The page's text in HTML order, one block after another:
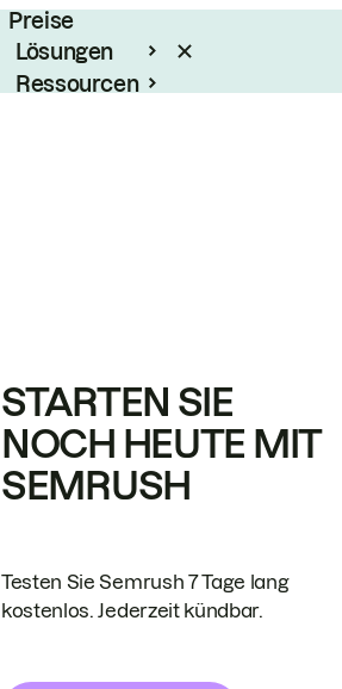
Preise
Lösungen
Ressourcen
STARTEN SIE
NOCH HEUTE MIT
SEMRUSH
Testen Sie Semrush 7 Tage lang
kostenlos. Jederzeit kündbar.